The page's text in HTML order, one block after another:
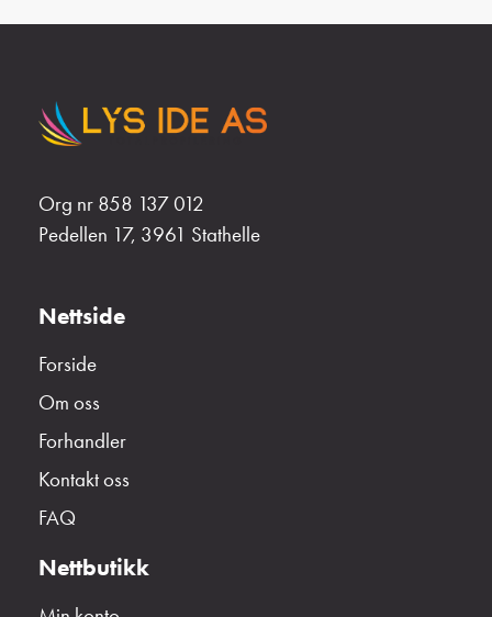
Org nr 858 137 012
Pedellen 17, 3961 Stathelle
Nettside
Forside
Om oss
Forhandler
Kontakt oss
FAQ
Nettbutikk